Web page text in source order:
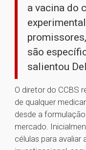
a vacina do
são
salientou
O diretor do CCBS
de qualquer
desde a
mercado.
células para